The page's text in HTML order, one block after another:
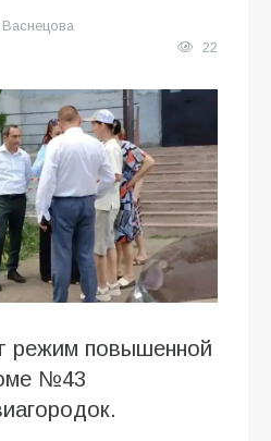
22
режим повышенной
№43